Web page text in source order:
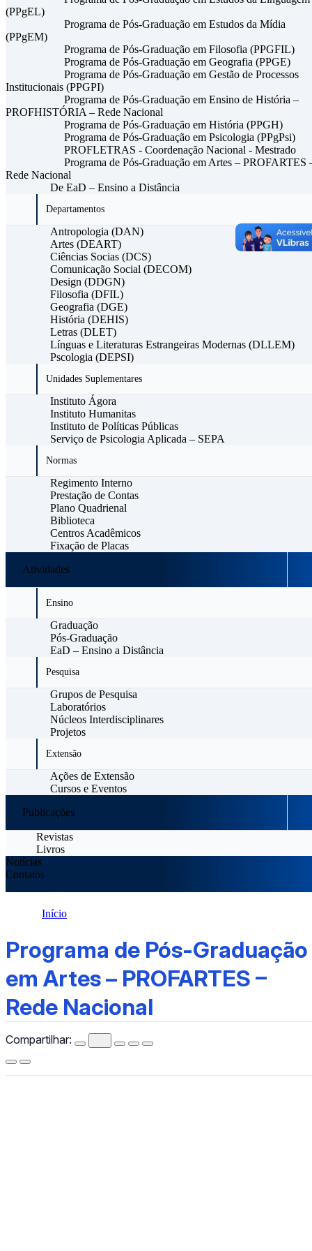
(PPgEL)
Programa de Pós-Graduação em Estudos da Mídia
(PPgEM)
Programa de Pós-Graduação em Filosofia (PPGFIL)
Programa de Pós-Graduação em Geografia (PPGE)
Programa de Pós-Graduação em Gestão de Processos
Institucionais (PPGPI)
Programa de Pós-Graduação em Ensino de História –
PROFHISTÓRIA – Rede Nacional
Programa de Pós-Graduação em História (PPGH)
Programa de Pós-Graduação em Psicologia (PPgPsi)
PROFLETRAS - Coordenação Nacional - Mestrado
Programa de Pós-Graduação em Artes – PROFARTES
Rede Nacional
De EaD – Ensino a Distância
Departamentos
Antropologia (DAN)
Artes (DEART)
Ciências Socias (DCS)
Comunicação Social (DECOM)
Design (DDGN)
Filosofia (DFIL)
Geografia (DGE)
História (DEHIS)
Letras (DLET)
Línguas e Literaturas Estrangeiras Modernas (DLLEM)
Pscologia (DEPSI)
Unidades Suplementares
Instituto Ágora
Instituto Humanitas
Instituto de Políticas Públicas
Serviço de Psicologia Aplicada – SEPA
Normas
Regimento Interno
Prestação de Contas
Plano Quadrienal
Biblioteca
Centros Acadêmicos
Fixação de Placas
Atividades
Ensino
Graduação
Pós-Graduação
EaD – Ensino a Distância
Pesquisa
Grupos de Pesquisa
Laboratórios
Núcleos Interdisciplinares
Projetos
Extensão
Ações de Extensão
Cursos e Eventos
Publicações
Revistas
Livros
Notícias
Contatos
Início
Programa de Pós-Graduação
em Artes – PROFARTES –
Rede Nacional
Compartilhar: